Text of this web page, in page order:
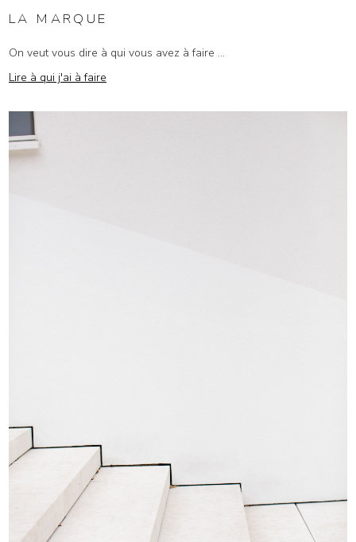
LA MARQUE
On veut vous dire à qui vous avez à faire ...
Lire à qui j'ai à faire